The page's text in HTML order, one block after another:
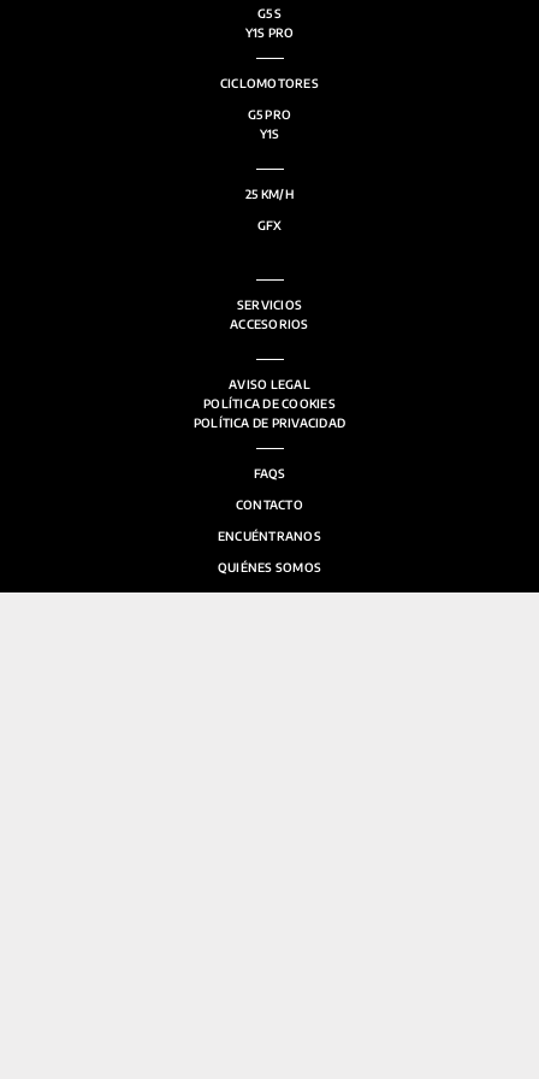
G5 S
Y1S PRO
CICLOMOTORES
G5 PRO
Y1S
25 KM/H
GFX
SERVICIOS
ACCESORIOS
AVISO LEGAL
POLÍTICA DE COOKIES
POLÍTICA DE PRIVACIDAD
FAQS
CONTACTO
ENCUÉNTRANOS
QUIÉNES SOMOS